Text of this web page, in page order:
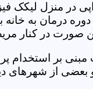
در منزل لیکک
دوره درمان به
صورت در کنار
مبنی بر
بعضی از شهرهای